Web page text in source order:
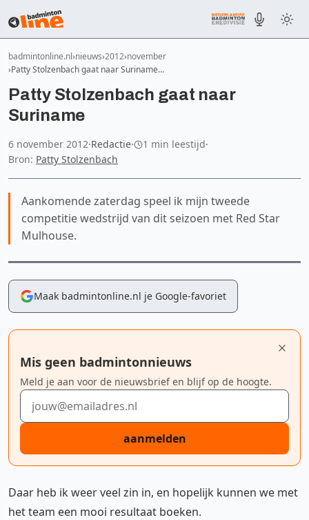
badmintonline.nl nieuws 2012 november
Patty Stolzenbach gaat naar Suriname…
Patty Stolzenbach gaat naar
Suriname
6 november 2012·Redactie· 1 min leestijd·
Bron: Patty Stolzenbach
Aankomende zaterdag speel ik mijn tweede
competitie wedstrijd van dit seizoen met Red Star
Mulhouse.
Maak badmintonline.nl je Google-favoriet
Mis geen badmintonnieuws
Meld je aan voor de nieuwsbrief en blijf op de hoogte.
E-mailadres
aanmelden
Daar heb ik weer veel zin in, en hopelijk kunnen we met
het team een mooi resultaat boeken.